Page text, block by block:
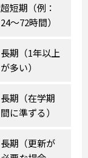
超短期（例：
24〜72時間）
長期（1年以上
が多い）
長期（在学期
間に準ずる）
長期（更新が